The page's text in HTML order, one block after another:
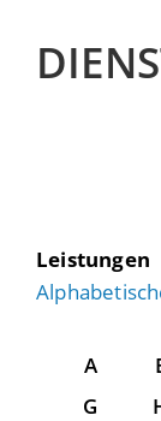
Leistungen
A
G